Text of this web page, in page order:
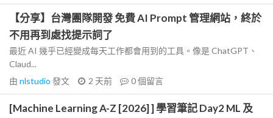
【分享】台灣團隊開發 免費 AI Prompt 管理網站，終於
不用再到處找提示詞了
最近 AI 幾乎已經變成每天工作都會用到的工具。像是 ChatGPT、
Claud...
由 nlstudio 發文 2 天前 0個留言
[Machine Learning A-Z [2026] ] 學習筆記 Day2 ML 及